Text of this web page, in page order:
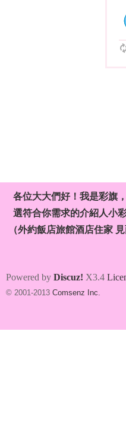
各位大大們好！我是彩旗
選符合你需求的介紹人小
（外約飯店旅館酒店住家
Powered by Discuz! X3.4
© 2001-2013 Comsenz Inc.